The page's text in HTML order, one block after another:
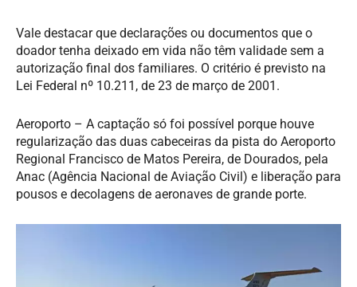
Vale destacar que declarações ou documentos que o
doador tenha deixado em vida não têm validade sem a
autorização final dos familiares. O critério é previsto na
Lei Federal nº 10.211, de 23 de março de 2001.
Aeroporto – A captação só foi possível porque houve
regularização das duas cabeceiras da pista do Aeroporto
Regional Francisco de Matos Pereira, de Dourados, pela
Anac (Agência Nacional de Aviação Civil) e liberação para
pousos e decolagens de aeronaves de grande porte.